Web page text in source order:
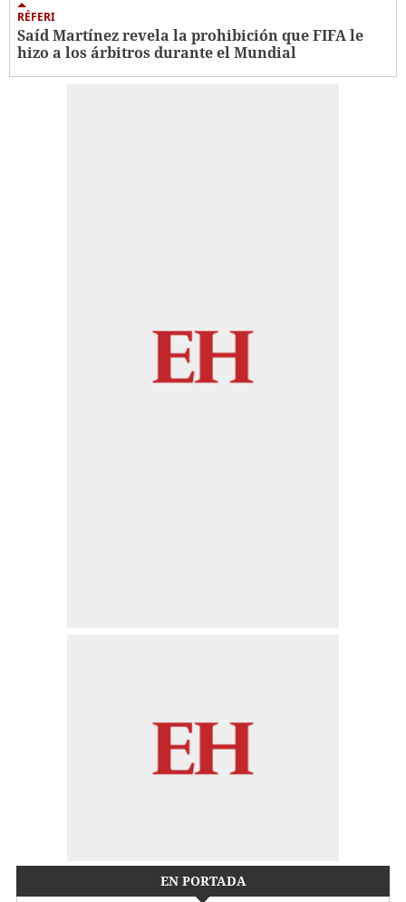
RÉFERI
Saíd Martínez revela la prohibición que FIFA le
hizo a los árbitros durante el Mundial
EN PORTADA